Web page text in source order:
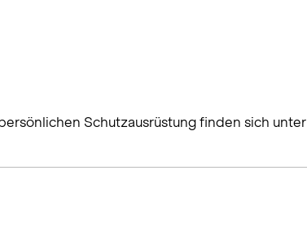
Schutzausrüstung finden sich unter